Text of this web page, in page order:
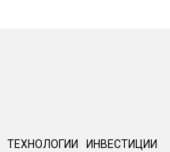
ТЕХНОЛОГИИ
ИНВЕСТИЦИИ